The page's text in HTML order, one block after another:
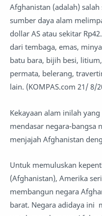
Afghanistan (adalah)
sumber daya alam
dollar AS atau sekitar
dari tembaga, emas,
batu bara, bijih besi,
permata, belerang,
lain. (KOMPAS.com 21/ 8/
Kekayaan alam inilah
mendasar negara-bangsa
menjajah Afghanistan
Untuk memuluskan
(Afghanistan), Amerika
membangun negara
barat. Negara adidaya ini